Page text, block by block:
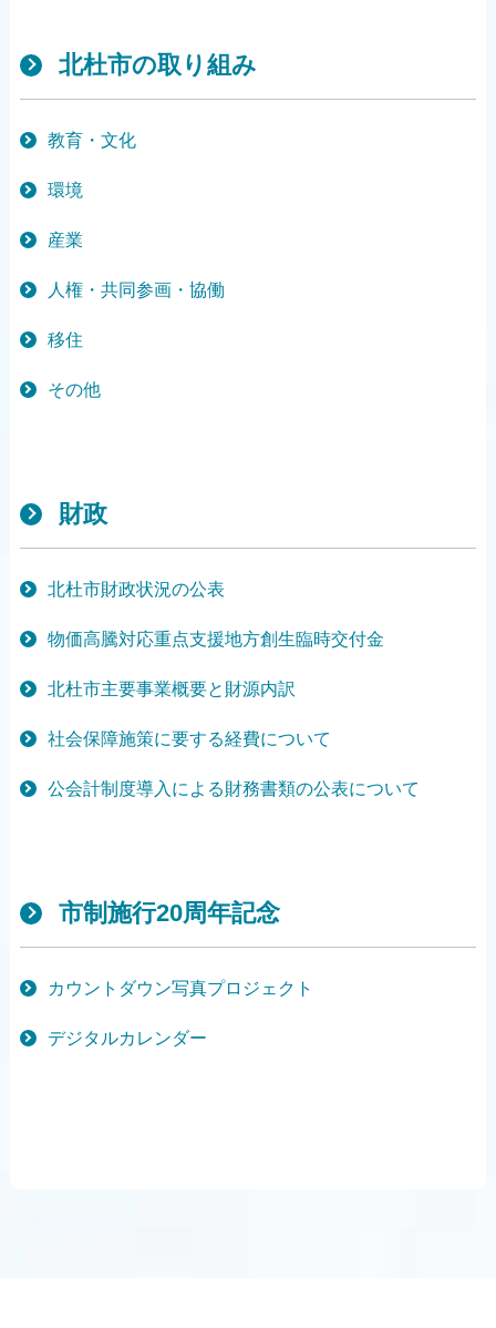
北杜市の取り組み
教育・文化
環境
産業
人権・共同参画・協働
移住
その他
財政
北杜市財政状況の公表
物価高騰対応重点支援地方創生臨時交付金
北杜市主要事業概要と財源内訳
社会保障施策に要する経費について
公会計制度導入による財務書類の公表について
市制施行20周年記念
カウントダウン写真プロジェクト
デジタルカレンダー